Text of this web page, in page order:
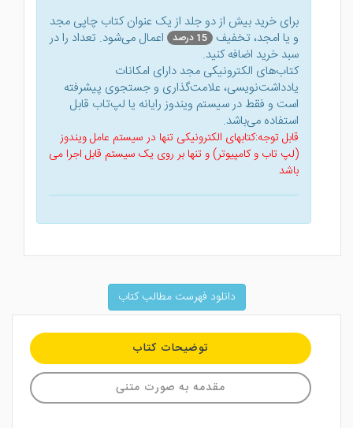
برای خرید بیش از دو جلد از یک عنوان کتاب‌ چاپی مجد
و یا امجد، تخفیف 15 درصد
اعمال می‌شود. تعداد را در
سبد خرید اضافه کنید.
کتاب‌های الکترونیکی مجد دارای امکانات
یادداشت‌نویسی، علامت‌گذاری و جستجوی پیشرفته
است و فقط در سیستم ویندوز رایانه یا لپ‌تاب قابل
استفاده می‌باشد.
قابل توجه:کتابهای الکترونیکی تنها در سیستم عامل ویندوز
(لپ تاب و کامپیوتر) و تنها بر روی یک سیستم قابل اجرا می
باشد
دانلود فهرست مطالب کتاب
توضیحات کتاب
مقدمه به صورت متنی